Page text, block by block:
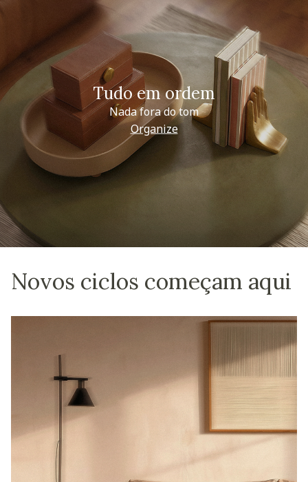
Tudo em ordem
Nada fora do tom
Organize
Novos ciclos começam aqui